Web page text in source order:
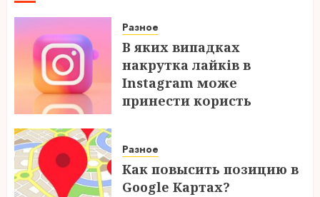
Разное
В яких випадках
накрутка лайків в
Instagram може
принести користь
Разное
Как повысить позицию в
Google Картах?